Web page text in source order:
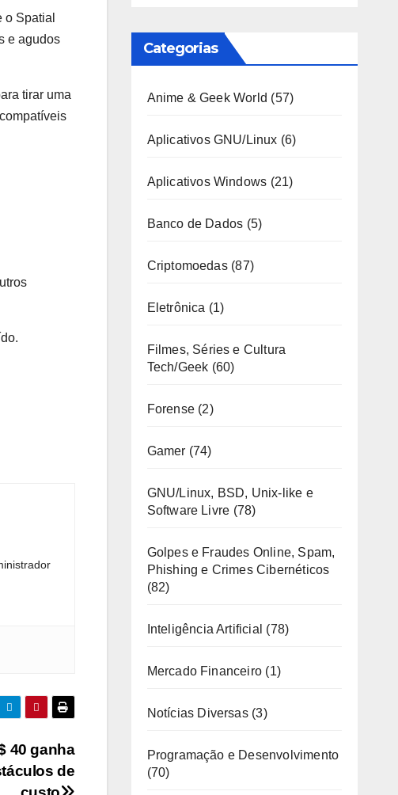
Spatial
e agudos
tirar uma
40 ganha
de
Categorias
Anime & Geek World (57)
Aplicativos GNU/Linux (6)
Aplicativos Windows (21)
Banco de Dados (5)
Criptomoedas(87)
Eletrônica (1)
Filmes, Séries e Cultura
Tech/Geek (60)
Forense(2)
Gamer (74)
GNU/Linux, BSD, Unix-like e
Software Livre (78)
Golpes e Fraudes Online, Spam,
Phishing e Crimes Cibernéticos
(82)
Inteligência Artificial (78)
Mercado Financeiro (1)
Notícias Diversas(3)
Programação e Desenvolvimento
(70)